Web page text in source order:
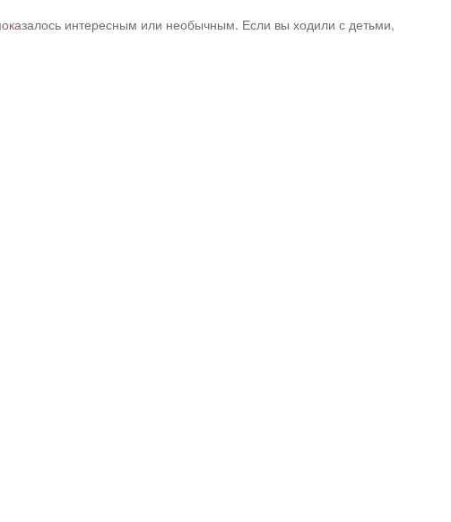
интересным или необычным. Если вы ходили с детьми,